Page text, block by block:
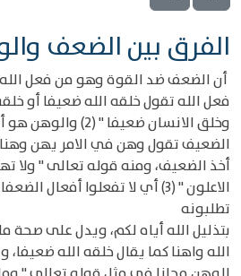
الفرق بين الضعف
أن الضعف ضد القوة وهو من فعل
فعل الله تقول خلقه الله ضعيفا أو
وخلق الانسان ضعيفا
الضعيف تقول وهن في الامر يهن
أخذ الضعيف، ومنه قوله تعالى " ولا
الاعلون " (3) أي لا تفعلوا أفعال
تطلبونه
بتذليل الله أياه لكم، ويدل على صحة
الله واهنا كما يقال خلقه الله